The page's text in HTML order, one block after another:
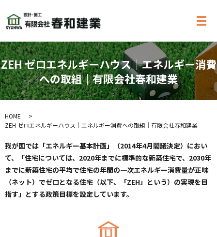
メ
ZEH ゼロエネルギーハウス｜エネルギー消費
への取組｜有限会社春和建業
HOME
ZEH ゼロエネルギーハウス｜エネルギー消費への取組｜有限会社春和建業
我が国では「エネルギー基本計画」（2014年4月閣議決定）におい
て、「住宅については、2020年までに標準的な新築住宅で、2030年
までに新築住宅の平均で住宅の年間の一次エネルギー消費量が正味
（ネット）でゼロとなる住宅（以下、「ZEH」という）の実現を目
指す」とする政策目標を設定しています。